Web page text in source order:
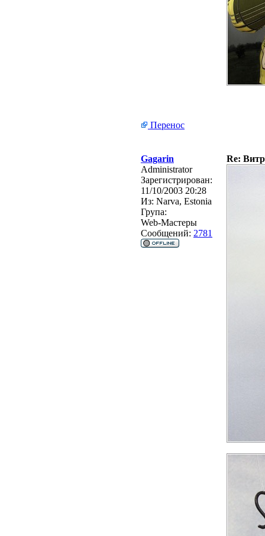
Перенос
Gagarin
Re:
Administrator
Зарегистрирован:
11/10/2003 20:28
Из: Narva, Estonia
Група:
Web-Мастеры
Сообщений: 2781